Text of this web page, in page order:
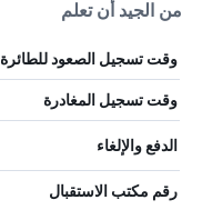
من الجيد أن تعلم
وقت تسجيل الصعود للطائرة
وقت تسجيل المغادرة
الدفع والإلغاء
رقم مكتب الاستقبال